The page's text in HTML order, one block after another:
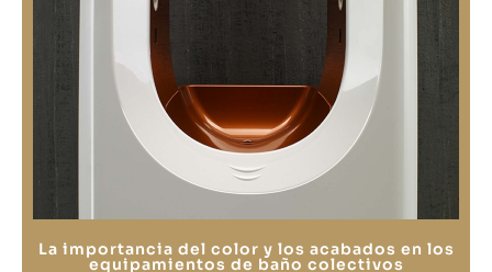
La importancia del color y los acabados en los
equipamientos de baño colectivos